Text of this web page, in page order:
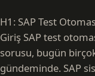
H1: SAP Test
Giriş SAP test
sorusu, bugün
gündeminde. SAP